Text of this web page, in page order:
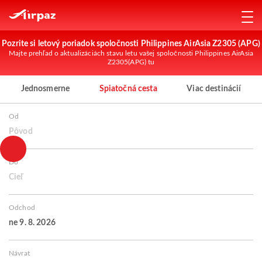
Pozrite si letový poriadok spoločnosti Philippines AirAsia Z2305 (APG)
Majte prehľad o aktualizáciách stavu letu vašej spoločnosti Philippines AirAsia
Z2305(APG) tu
Jednosmerne Spiatočná cesta Viac destinácií
Od
Pôvod
Do
Cieľ
Odchod
ne 9. 8. 2026
Návrat